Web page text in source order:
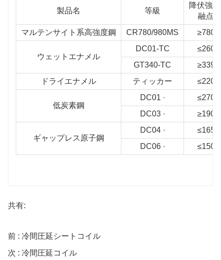
製品名 等級
降伏強
融点
マルテンサイト系高強度鋼
CR780/980MS ≥780
ウェットエナメル
DC01-TC
≤260
GT340-TC
≥339
ドライエナメル
ティッカー ≤220
低炭素鋼
DC01 ·
≤270
DC03 ·
≥190
ギャップレス原子鋼
DC04 ·
≤165
DC06 ·
≤150
共有:
前 : 冷間圧延シートコイル
次 : 冷間圧延コイル